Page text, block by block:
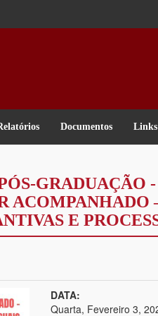
Documentos Links
GRADUAÇÃO
ACOMPANHADO
E
DATA:
Quarta, Fevereiro 3,